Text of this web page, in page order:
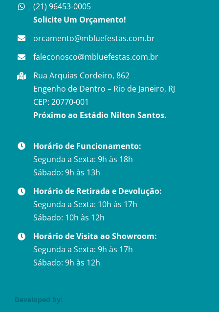
(21) 96453-0005
Solicite Um Orçamento!
orcamento@mbluefestas.com.br
faleconosco@mbluefestas.com.br
Rua Arquias Cordeiro, 862
Engenho de Dentro – Rio de Janeiro, RJ
CEP: 20770-001
Próximo ao Estádio Nilton Santos.
Horário de Funcionamento:
Segunda a Sexta: 9h às 18h
Sábado: 9h às 13h
Horário de Retirada e Devolução:
Segunda a Sexta: 10h às 17h
Sábado: 10h às 12h
Horário de Visita ao Showroom:
Segunda a Sexta: 9h às 17h
Sábado: 9h às 12h
Developed by: